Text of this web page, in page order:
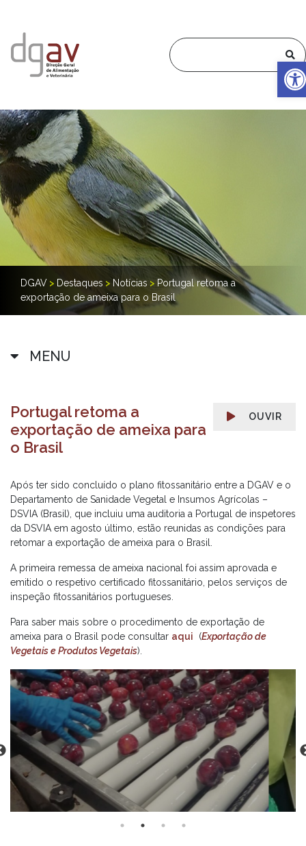
DGAV > Destaques > Notícias > Portugal retoma a
exportação de ameixa para o Brasil
MENU
OUVIR
Portugal retoma a
exportação de ameixa para
o Brasil
Após ter sido concluído o plano fitossanitário entre a DGAV e o
Departamento de Sanidade Vegetal e Insumos Agrícolas –
DSVIA (Brasil), que incluiu uma auditoria a Portugal de inspetores
da DSVIA em agosto último, estão reunidas as condições para
retomar a exportação de ameixa para o Brasil.
A primeira remessa de ameixa nacional foi assim aprovada e
emitido o respetivo certificado fitossanitário, pelos serviços de
inspeção fitossanitários portugueses.
Para saber mais sobre o procedimento de exportação de
ameixa para o Brasil pode consultar aqui (Exportação de
Vegetais e Produtos Vegetais).